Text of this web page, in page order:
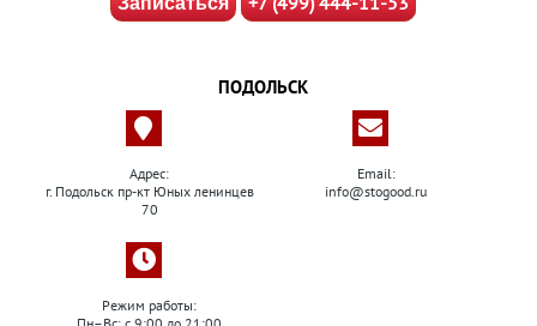
ПОДОЛЬСК
Адрес:
г. Подольск пр-кт Юных ленинцев
70
Email:
info@stogood.ru
Режим работы: